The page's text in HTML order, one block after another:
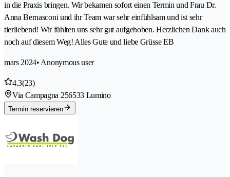
in die Praxis bringen. Wir bekamen sofort einen Termin und Frau Dr.
Anna Bernasconi und ihr Team war sehr einfühlsam und ist sehr
tierliebend! Wir fühlten uns sehr gut aufgehoben. Herzlichen Dank auch
noch auf diesem Weg! Alles Gute und liebe Grüsse EB
mars 2024• Anonymous user
4.3(23)
Via Campagna 256533 Lumino
Termin reservieren